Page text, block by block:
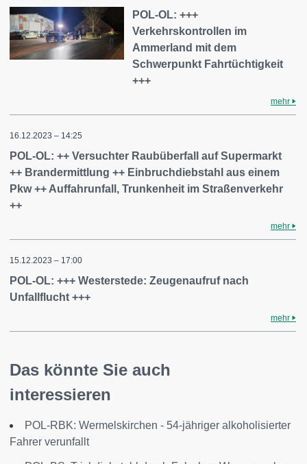
POL-OL: +++
Verkehrskontrollen im
Ammerland mit dem
Schwerpunkt Fahrtüchtigkeit
+++
mehr
16.12.2023 – 14:25
POL-OL: ++ Versuchter Raubüberfall auf Supermarkt
++ Brandermittlung ++ Einbruchdiebstahl aus einem
Pkw ++ Auffahrunfall, Trunkenheit im Straßenverkehr
++
mehr
15.12.2023 – 17:00
POL-OL: +++ Westerstede: Zeugenaufruf nach
Unfallflucht +++
mehr
Das könnte Sie auch
interessieren
POL-RBK: Wermelskirchen - 54-jähriger alkoholisierter
Fahrer verunfallt